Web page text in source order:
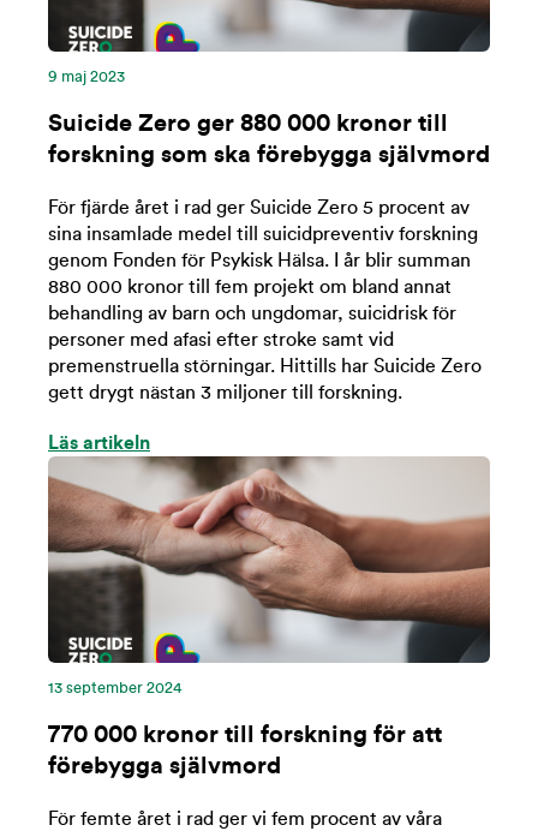
9 maj 2023
Suicide Zero ger 880 000 kronor till
forskning som ska förebygga självmord
För fjärde året i rad ger Suicide Zero 5 procent av
sina insamlade medel till suicidpreventiv forskning
genom Fonden för Psykisk Hälsa. I år blir summan
880 000 kronor till fem projekt om bland annat
behandling av barn och ungdomar, suicidrisk för
personer med afasi efter stroke samt vid
premenstruella störningar. Hittills har Suicide Zero
gett drygt nästan 3 miljoner till forskning.
Läs artikeln
13 september 2024
770 000 kronor till forskning för att
förebygga självmord
För femte året i rad ger vi fem procent av våra